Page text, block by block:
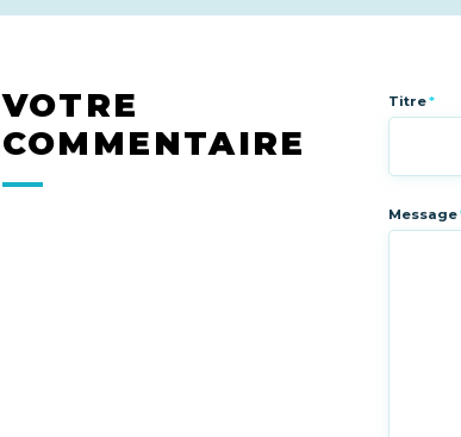
VOTRE
COMMENTAIRE
Titre*
Message